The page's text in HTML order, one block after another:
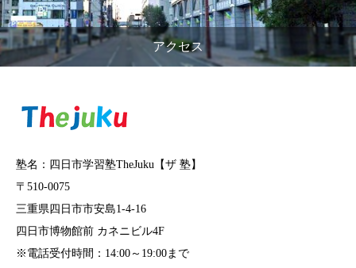
アクセス
塾名：四日市学習塾TheJuku【ザ 塾】
〒510-0075
三重県四日市市安島1-4-16
四日市博物館前 カネニビル4F
※電話受付時間：14:00～19:00まで